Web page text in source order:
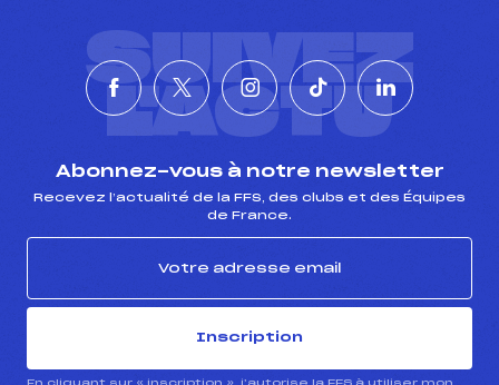
SUIVEZ
L'ACTU
Abonnez-vous à notre newsletter
Recevez l’actualité de la FFS, des clubs et des Équipes
de France.
Inscription
En cliquant sur « inscription », j’autorise la FFS à utiliser mon